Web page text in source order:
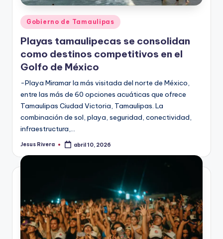
Publicado
en
Gobierno de Tamaulipas
Playas tamaulipecas se consolidan
como destinos competitivos en el
Golfo de México
-Playa Miramar la más visitada del norte de México,
entre las más de 60 opciones acuáticas que ofrece
Tamaulipas Ciudad Victoria, Tamaulipas. La
combinación de sol, playa, seguridad, conectividad,
infraestructura,…
Publicado
Jesus Rivera abril 10, 2026